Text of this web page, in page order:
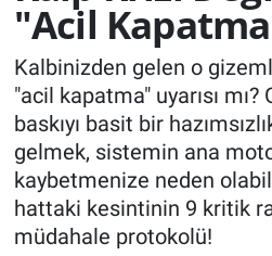
"Acil
Kalbinizden gelen o
"acil kapatma" uyarısı
baskıyı basit bir
gelmek, sistemin ana
kaybetmenize neden
hattaki kesintinin 9 kritik
müdahale protokolü!
Bilim, teknoloji
GENEL
KÜLTÜR-SANAT
Yerel Haber
Politika